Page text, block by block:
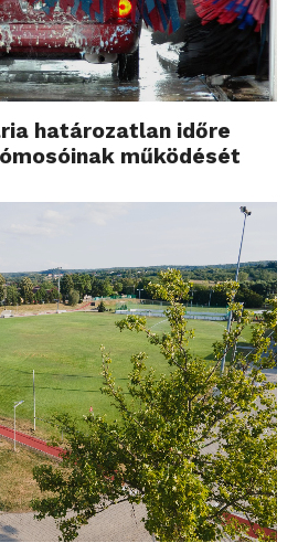
határozatlan időre
működését